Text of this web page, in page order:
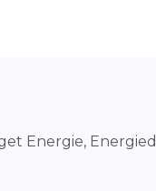
Energie,